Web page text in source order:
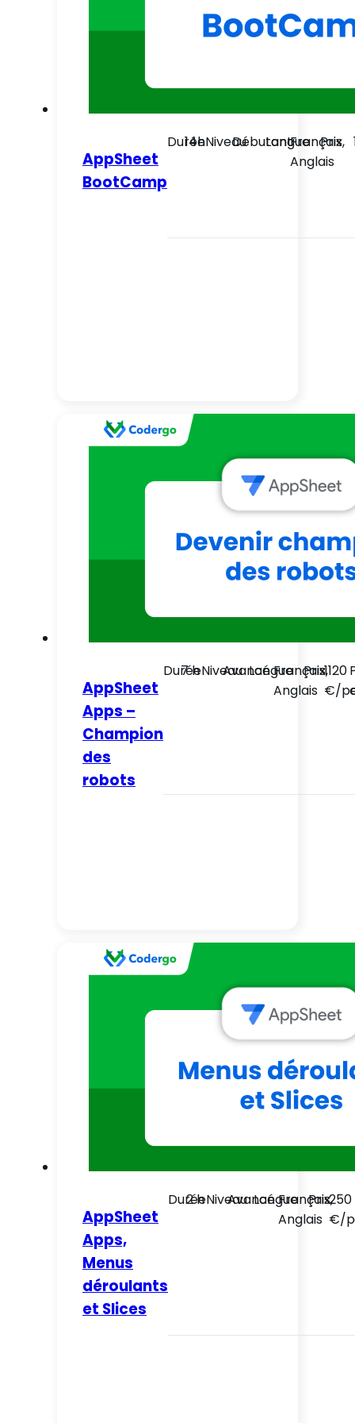
AppSheet
BootCamp
Durée
14hNiveauDébutant
LangueFrançais,
Anglais
Prix
AppSheet
Apps –
Champion
des
robots
Durée
7 hNiveauAvancéLangueFrançais,
Anglais
Prix1120
€/
AppSheet
Apps,
Menus
déroulants
et Slices
Durée
2 hNiveauAvancéLangueFrançais,
Anglais
Prix250
€/